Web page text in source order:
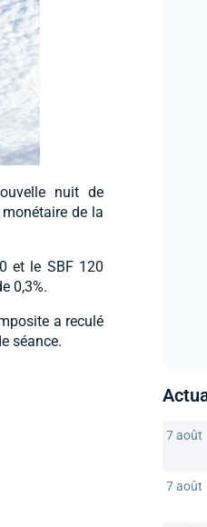
nuit de
de la
et le SBF 120
0,3%.
a reculé
séance.
7 août
7 août